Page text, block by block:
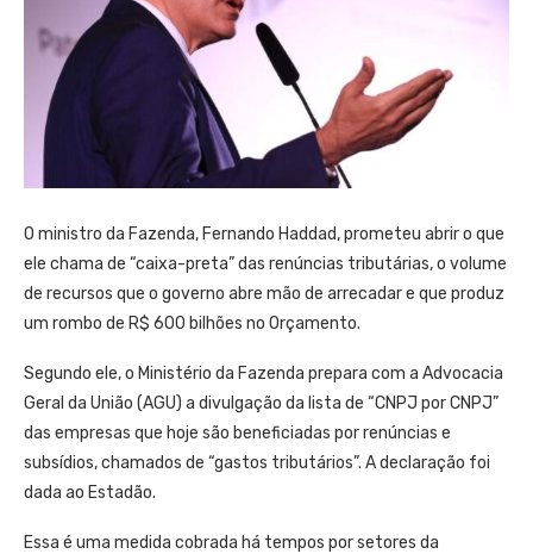
O ministro da Fazenda, Fernando Haddad, prometeu abrir o que
ele chama de “caixa-preta” das renúncias tributárias, o volume
de recursos que o governo abre mão de arrecadar e que produz
um rombo de R$ 600 bilhões no Orçamento.
Segundo ele, o Ministério da Fazenda prepara com a Advocacia
Geral da União (AGU) a divulgação da lista de “CNPJ por CNPJ”
das empresas que hoje são beneficiadas por renúncias e
subsídios, chamados de “gastos tributários”. A declaração foi
dada ao Estadão.
Essa é uma medida cobrada há tempos por setores da